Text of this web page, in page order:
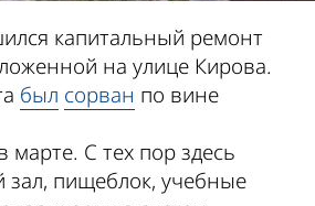
капитальный ремонт
на улице Кирова.
был сорван по вине
марте. С тех пор здесь
зал, пищеблок, учебные